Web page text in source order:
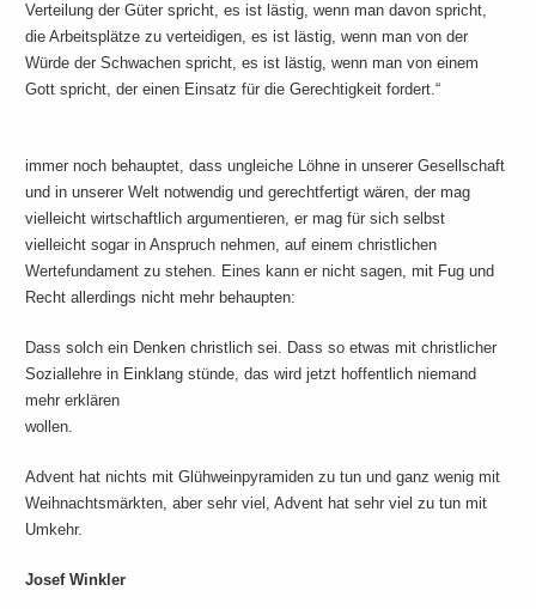
Verteilung der Güter spricht, es ist lästig, wenn man davon spricht,
die Arbeitsplätze zu verteidigen, es ist lästig, wenn man von der
Würde der Schwachen spricht, es ist lästig, wenn man von einem
Gott spricht, der einen Einsatz für die Gerechtigkeit fordert.“
immer noch behauptet, dass ungleiche Löhne in unserer Gesellschaft
und in unserer Welt notwendig und gerechtfertigt wären, der mag
vielleicht wirtschaftlich argumentieren, er mag für sich selbst
vielleicht sogar in Anspruch nehmen, auf einem christlichen
Wertefundament zu stehen. Eines kann er nicht sagen, mit Fug und
Recht allerdings nicht mehr behaupten:
Dass solch ein Denken christlich sei. Dass so etwas mit christlicher
Soziallehre in Einklang stünde, das wird jetzt hoffentlich niemand
mehr erklären
wollen.
Advent hat nichts mit Glühweinpyramiden zu tun und ganz wenig mit
Weihnachtsmärkten, aber sehr viel, Advent hat sehr viel zu tun mit
Umkehr.
Josef Winkler